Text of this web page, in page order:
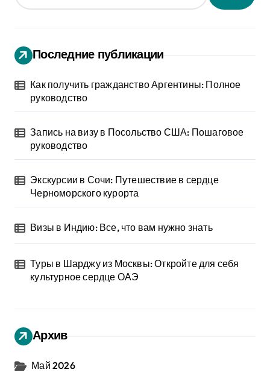
Последние публикации
Как получить гражданство Аргентины: Полное
руководство
Запись на визу в Посольство США: Пошаговое
руководство
Экскурсии в Сочи: Путешествие в сердце
Черноморского курорта
Визы в Индию: Все, что вам нужно знать
Туры в Шарджу из Москвы: Откройте для себя
культурное сердце ОАЭ
Архив
Май 2026